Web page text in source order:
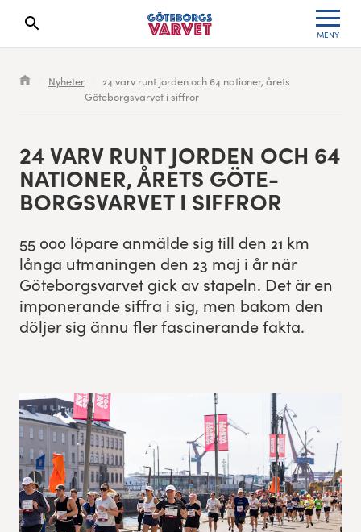
MENY
Sökresultaten dyker upp här
Nyheter
24 varv runt jorden och 64 nationer, årets
Göteborgsvarvet i siffror
24VARV RUNT JOR­DEN OCH 64
NATION­ER, ÅRETS GÖTE­
BORGSVARVET I SIFFROR
55 000löpare anmälde sig till den 21 km
lån­ga utmanin­gen den 23 maj i år när
Göte­borgsvarvet gick av stapeln. Det är en
imponerande siffra i sig, men bakom den
döl­jer sig ännu fler fascinerande fakta.
Deltagarinformation
Bana
Löparinspiration och träning
Spring för välgörenhet
Res, bo, upplev
Hållbarhet
Göteborgsvarvets historia
Funktionär/Volontär
Stafettvarvet
Minivarvet
Varvetmilen
Evenemangs- & mediepartners
Partners Varvetveckan
Resultatarkiv